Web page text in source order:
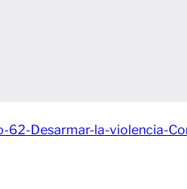
62-Desarmar-la-violencia-